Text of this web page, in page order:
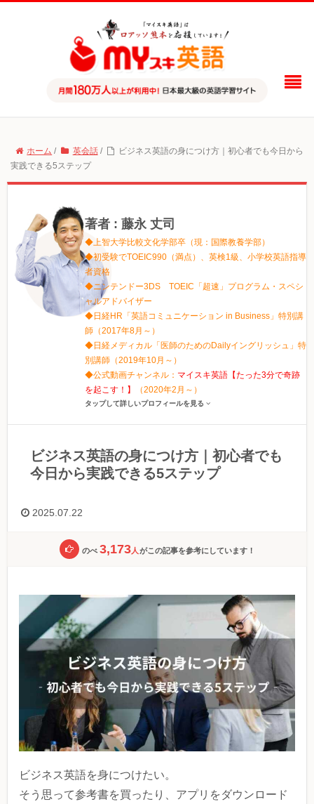
ホーム / 英会話 /
ビジネス英語の身につけ方｜初心者でも今日から
実践できる5ステップ
著者 : 藤永 丈司
◆上智大学比較文化学部卒（現：国際教養学部）
◆初受験でTOEIC990（満点）、英検1級、小学校英語指導
者資格
◆ニンテンドー3DS TOEIC「超速」プログラム・スペシ
ャルアドバイザー
◆日経HR「英語コミュニケーション in Business」特別講
師（2017年8月～）
◆日経メディカル「医師のためのDailyイングリッシュ」特
別講師（2019年10月～）
◆公式動画チャンネル： マイスキ英語【たった3分で奇跡
を起こす！】
（2020年2月～）
タップして詳しいプロフィールを見る
ビジネス英語の身につけ方｜初心者でも
今日から実践できる5ステップ
2025.07.22
のべ 3,173人 がこの記事を参考にしています！
ビジネス英語を身につけたい。
そう思って参考書を買ったり、アプリをダウンロード